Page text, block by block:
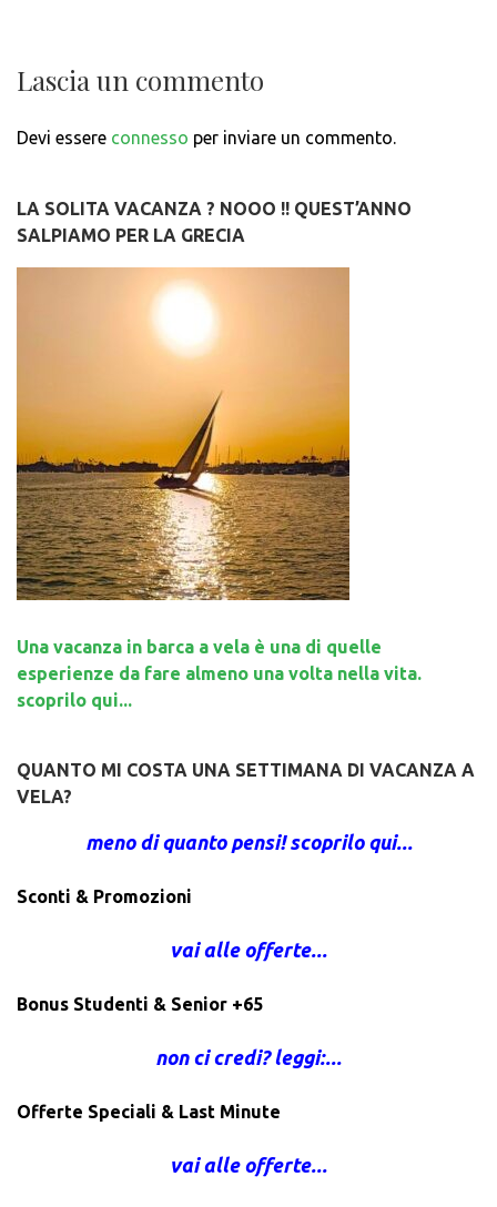
Lascia un commento
Devi essere connesso per inviare un commento.
LA SOLITA VACANZA ? NOOO !! QUEST’ANNO
SALPIAMO PER LA GRECIA
Una vacanza in barca a vela è una di quelle
esperienze da fare almeno una volta nella vita.
scoprilo qui...
QUANTO MI COSTA UNA SETTIMANA DI VACANZA A
VELA?
meno di quanto pensi! scoprilo qui...
Sconti & Promozioni
vai alle offerte...
Bonus Studenti & Senior +65
non ci credi? leggi:...
Offerte Speciali & Last Minute
vai alle offerte...